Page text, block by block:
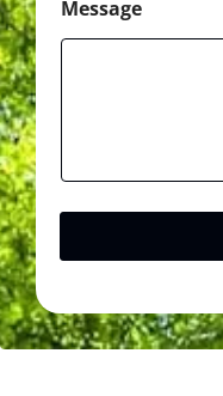
Message